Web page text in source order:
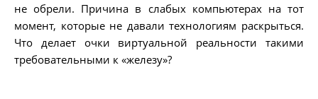
не обрели. Причина в слабых компьютерах на тот
момент, которые не давали технологиям раскрыться.
Что делает очки виртуальной реальности такими
требовательными к «железу»?